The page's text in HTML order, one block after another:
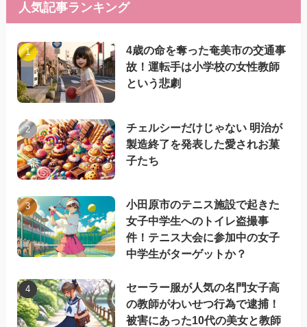
人気記事ランキング
4歳の命を奪った奄美市の交通事
故！運転手は小学校の女性教師
という悲劇
チェルシーだけじゃない 明治が
製造終了を発表した愛されお菓
子たち
小田原市のテニス施設で起きた
女子中学生へのトイレ盗撮事
件！テニス大会に参加中の女子
中学生がターゲットか？
セーラー服が人気の名門女子高
の教師がわいせつ行為で逮捕！
被害にあった10代の美女と教師